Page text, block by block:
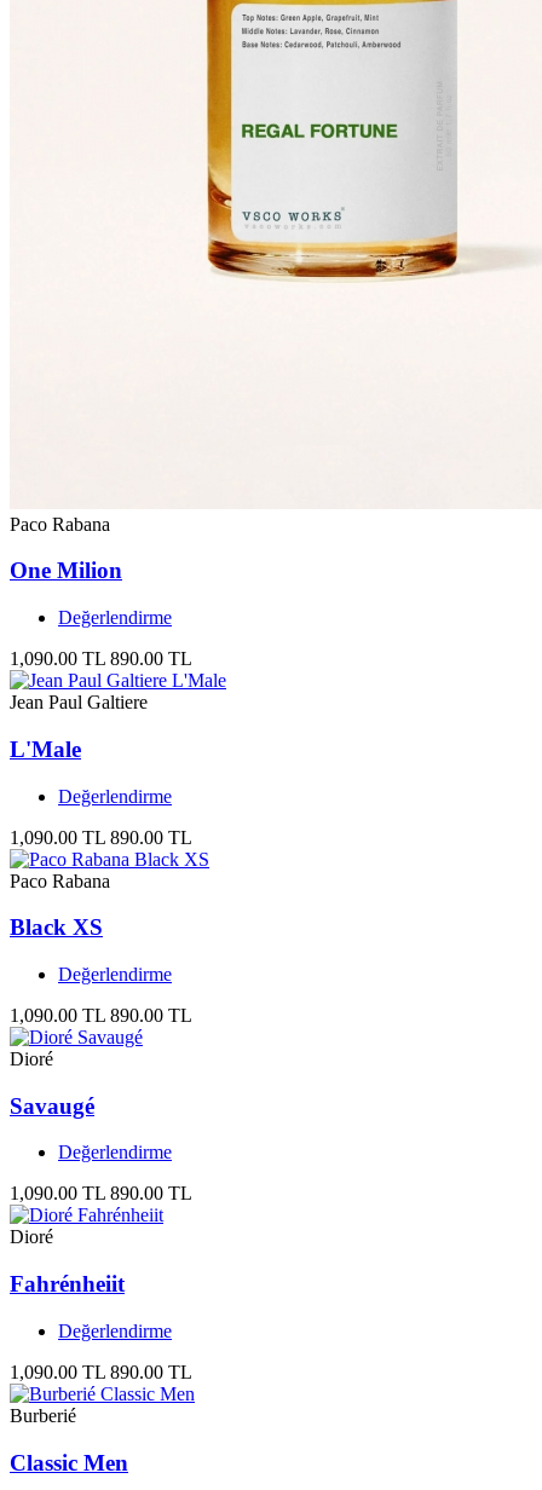
Paco Rabana
One Milion
Değerlendirme
1,090.00 TL 890.00 TL
Jean Paul Galtiere
L'Male
Değerlendirme
1,090.00 TL 890.00 TL
Paco Rabana
Black XS
Değerlendirme
1,090.00 TL 890.00 TL
Dioré
Savaugé
Değerlendirme
1,090.00 TL 890.00 TL
Dioré
Fahrénheiit
Değerlendirme
1,090.00 TL 890.00 TL
Burberié
Classic Men